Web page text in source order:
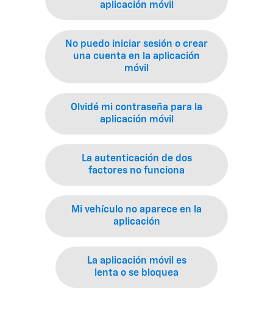
aplicación móvil
No puedo iniciar sesión o crear
una cuenta en la aplicación
móvil
Olvidé mi contraseña para la
aplicación móvil
La autenticación de dos
factores no funciona
Mi vehículo no aparece en la
aplicación
La aplicación móvil es
lenta o se bloquea